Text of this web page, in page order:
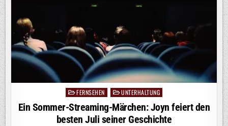
TROTZ
MÜNSTER-
TRAINER
WÖRLE
VON
SEINEN
„PREUSSEN B
EEINDRUCKT“, 5
:2! R
EGENSBURG H
AT S
PASS
Posted
in
FERNSEHEN UNTERHALTUNG
Ein Sommer-Streaming-Märchen: Joyn feiert den
besten Juli seiner Geschichte